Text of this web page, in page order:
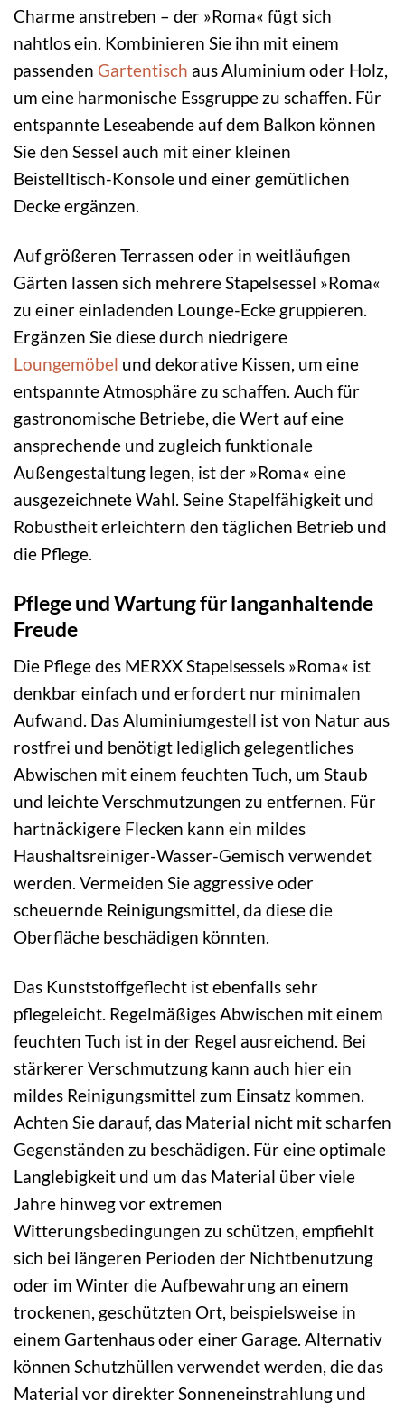
Charme anstreben – der »Roma« fügt sich
nahtlos ein. Kombinieren Sie ihn mit einem
passenden Gartentisch aus Aluminium oder Holz,
um eine harmonische Essgruppe zu schaffen. Für
entspannte Leseabende auf dem Balkon können
Sie den Sessel auch mit einer kleinen
Beistelltisch-Konsole und einer gemütlichen
Decke ergänzen.
Auf größeren Terrassen oder in weitläufigen
Gärten lassen sich mehrere Stapelsessel »Roma«
zu einer einladenden Lounge-Ecke gruppieren.
Ergänzen Sie diese durch niedrigere
Loungemöbel und dekorative Kissen, um eine
entspannte Atmosphäre zu schaffen. Auch für
gastronomische Betriebe, die Wert auf eine
ansprechende und zugleich funktionale
Außengestaltung legen, ist der »Roma« eine
ausgezeichnete Wahl. Seine Stapelfähigkeit und
Robustheit erleichtern den täglichen Betrieb und
die Pflege.
Pflege und Wartung für langanhaltende
Freude
Die Pflege des MERXX Stapelsessels »Roma« ist
denkbar einfach und erfordert nur minimalen
Aufwand. Das Aluminiumgestell ist von Natur aus
rostfrei und benötigt lediglich gelegentliches
Abwischen mit einem feuchten Tuch, um Staub
und leichte Verschmutzungen zu entfernen. Für
hartnäckigere Flecken kann ein mildes
Haushaltsreiniger-Wasser-Gemisch verwendet
werden. Vermeiden Sie aggressive oder
scheuernde Reinigungsmittel, da diese die
Oberfläche beschädigen könnten.
Das Kunststoffgeflecht ist ebenfalls sehr
pflegeleicht. Regelmäßiges Abwischen mit einem
feuchten Tuch ist in der Regel ausreichend. Bei
stärkerer Verschmutzung kann auch hier ein
mildes Reinigungsmittel zum Einsatz kommen.
Achten Sie darauf, das Material nicht mit scharfen
Gegenständen zu beschädigen. Für eine optimale
Langlebigkeit und um das Material über viele
Jahre hinweg vor extremen
Witterungsbedingungen zu schützen, empfiehlt
sich bei längeren Perioden der Nichtbenutzung
oder im Winter die Aufbewahrung an einem
trockenen, geschützten Ort, beispielsweise in
einem Gartenhaus oder einer Garage. Alternativ
können Schutzhüllen verwendet werden, die das
Material vor direkter Sonneneinstrahlung und